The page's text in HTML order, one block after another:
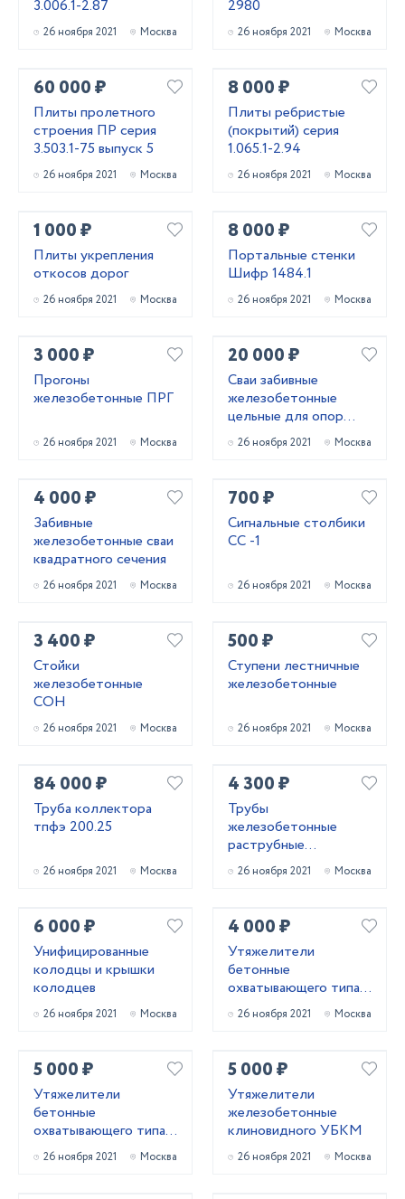
3.006.1-2.87
26 ноября 2021 Москва
2980
26 ноября 2021 Москва
60 000 ₽
Плиты пролетного
строения ПР серия
3.503.1-75 выпуск 5
26 ноября 2021 Москва
8 000 ₽
Плиты ребристые
(покрытий) серия
1.065.1-2.94
26 ноября 2021 Москва
1 000 ₽
Плиты укрепления
откосов дорог
26 ноября 2021 Москва
8 000 ₽
Портальные стенки
Шифр 1484.1
26 ноября 2021 Москва
3 000 ₽
Прогоны
железобетонные ПРГ
26 ноября 2021 Москва
20 000 ₽
Сваи забивные
железобетонные
цельные для опор
мостов
26 ноября 2021 Москва
4 000 ₽
Забивные
железобетонные сваи
квадратного сечения
26 ноября 2021 Москва
700 ₽
Сигнальные столбики
СС -1
26 ноября 2021 Москва
3 400 ₽
Стойки
железобетонные
СОН
26 ноября 2021 Москва
500 ₽
Ступени лестничные
железобетонные
26 ноября 2021 Москва
84 000 ₽
Труба коллектора
тпфэ 200.25
26 ноября 2021 Москва
4 300 ₽
Трубы
железобетонные
раструбные
безнапорные
армированные
26 ноября 2021 Москва
6 000 ₽
Унифицированные
колодцы и крышки
колодцев
26 ноября 2021 Москва
4 000 ₽
Утяжелители
бетонные
охватывающего типа
УБО
26 ноября 2021 Москва
5 000 ₽
Утяжелители
бетонные
охватывающего типа
УБОм
26 ноября 2021 Москва
5 000 ₽
Утяжелители
железобетонные
клиновидного УБКМ
26 ноября 2021 Москва